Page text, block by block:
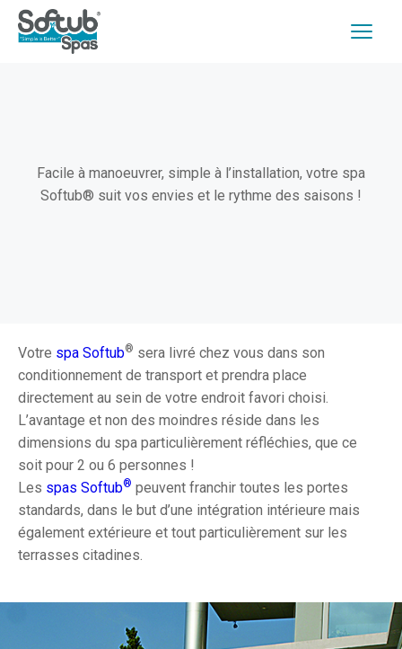
Facile à manoeuvrer, simple à l’installation, votre spa
Softub® suit vos envies et le rythme des saisons !
Votre spa Softub® sera livré chez vous dans son
conditionnement de transport et prendra place
directement au sein de votre endroit favori choisi.
L’avantage et non des moindres réside dans les
dimensions du spa particulièrement réfléchies, que ce
soit pour 2 ou 6 personnes !
Les spas Softub® peuvent franchir toutes les portes
standards, dans le but d’une intégration intérieure mais
également extérieure et tout particulièrement sur les
terrasses citadines.